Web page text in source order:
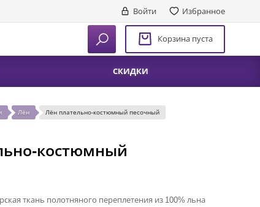
Войти Избранное
Корзина пуста
СКИДКИ
Лён Лён плательно-костюмный песочный
костюмный
ткань полотняного переплетения из 100% льна